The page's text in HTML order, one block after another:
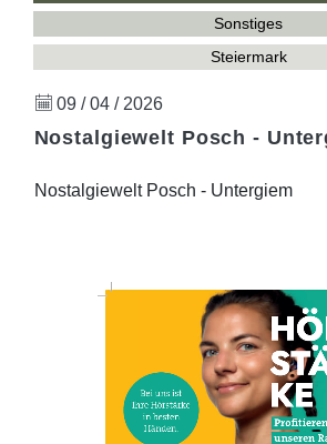
Sonstiges
Steiermark
09 / 04 / 2026
Nostalgiewelt Posch -
Nostalgiewelt Posch - Untergiem